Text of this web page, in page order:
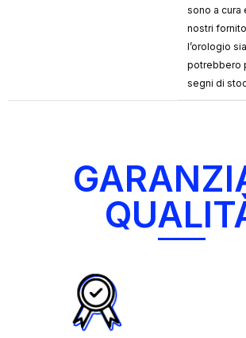
sono a cura
nostri
l’orologio
potrebbero
segni di